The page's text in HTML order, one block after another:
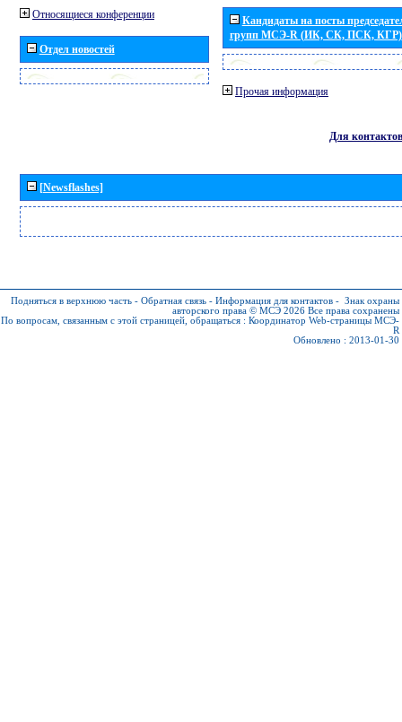
Относящиеся конференции
Отдел новостей
Кандидаты на посты
групп МСЭ-R (ИК, СК, ПСК, КГР)
Прочая информация
Для контактов
[Newsflashes]
Подняться в верхнюю часть - Обратная связь - Информация для контактов - Знак охраны
авторского права © МСЭ 2026 Все права сохранены
По вопросам, связанным с этой страницей, обращаться : Координатор Web-страницы МСЭ-
R
Обновлено : 2013-01-30